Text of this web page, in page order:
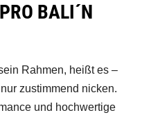
BALI´N
Rahmen, heißt es –
zustimmend nicken.
und hochwertige